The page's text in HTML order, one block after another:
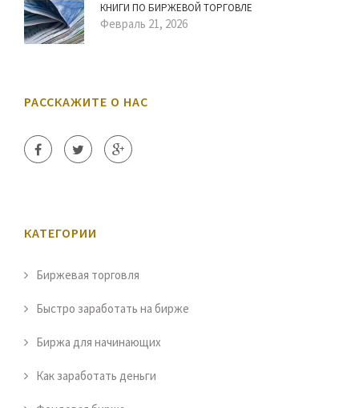
КНИГИ ПО БИРЖЕВОЙ ТОРГОВЛЕ
Февраль 21, 2026
РАССКАЖИТЕ О НАС
КАТЕГОРИИ
Биржевая торговля
Быстро заработать на бирже
Биржа для начинающих
Как заработать деньги